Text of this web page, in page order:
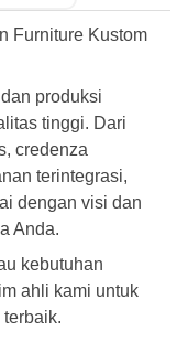
Furniture Kustom
produksi
tinggi. Dari
credenza
terintegrasi,
dengan visi dan
Anda.
kebutuhan
ahli kami untuk